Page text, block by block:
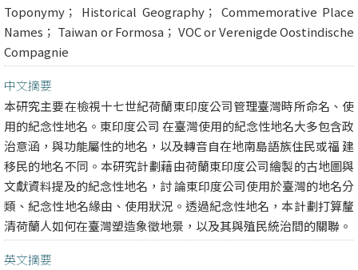
Toponymy； Historical Geography； Commemorative Place
Names； Taiwan or Formosa； VOC or Verenigde Oostindische
Compagnie
中文摘要
本研究主要在檢視十七世紀荷蘭東印度公司管理臺灣時所命名、使
用的紀念性地名。東印度公司 在臺灣使用的紀念性地名大多包含政
治意涵，與功能屬性的地名，以及轉音自在地南島語族住民或福 建
移民的地名不同。本研究計劃藉由荷蘭東印度公司繪製的古地圖與
文獻資料提及的紀念性地名，討 論東印度公司使用於臺灣的地名分
類、紀念性地名緣由、使用狀況。透過紀念性地名，本計劃打算釐
清荷蘭人如何在臺灣塑造象徵地景，以及其與殖民統治間的關聯。
英文摘要